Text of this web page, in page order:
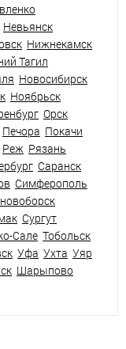
Невьянск
Нижнекамск
Тагил
Новосибирск
Ноябрьск
Орск
Печора Покачи
Реж Рязань
Саранск
Симферополь
Сургут
Сале Тобольск
Уфа Ухта Уяр
Шарыпово